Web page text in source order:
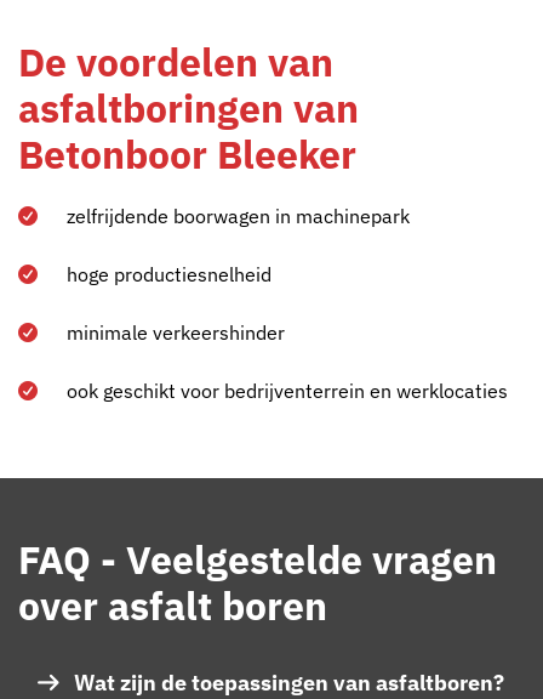
De voordelen van
asfaltboringen van
Betonboor Bleeker
zelfrijdende boorwagen in machinepark
hoge productiesnelheid
minimale verkeershinder
ook geschikt voor bedrijventerrein en werklocaties
FAQ - Veelgestelde vragen
over asfalt boren
Wat zijn de toepassingen van asfaltboren?